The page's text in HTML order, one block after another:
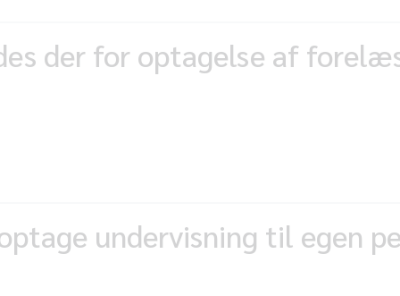
der for optagelse af
undervisning til egen